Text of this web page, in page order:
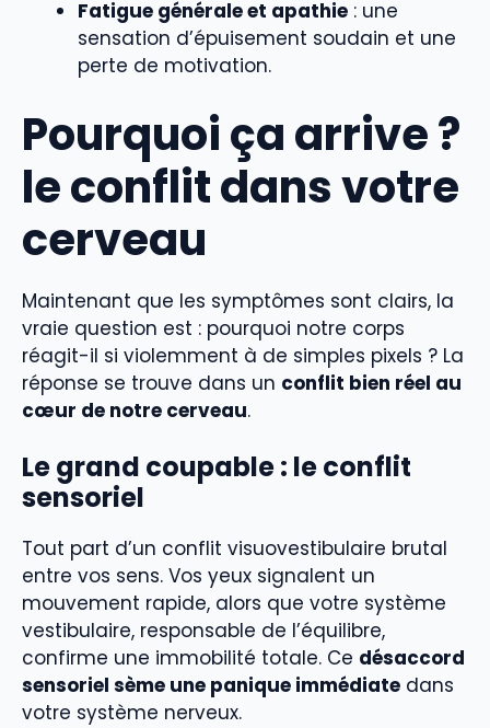
Fatigue générale et apathie : une
sensation d’épuisement soudain et une
perte de motivation.
Pourquoi ça arrive ?
le conflit dans votre
cerveau
Maintenant que les symptômes sont clairs, la
vraie question est : pourquoi notre corps
réagit-il si violemment à de simples pixels ? La
réponse se trouve dans un conflit bien réel au
cœur de notre cerveau.
Le grand coupable : le conflit
sensoriel
Tout part d’un conflit visuovestibulaire brutal
entre vos sens. Vos yeux signalent un
mouvement rapide, alors que votre système
vestibulaire, responsable de l’équilibre,
confirme une immobilité totale. Ce désaccord
sensoriel sème une panique immédiate dans
votre système nerveux.